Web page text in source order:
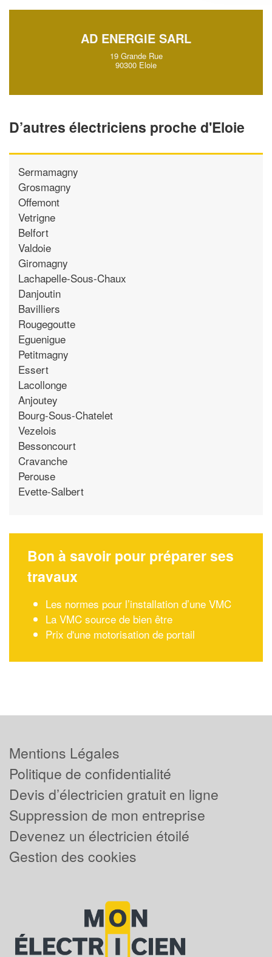
AD ENERGIE SARL
19 Grande Rue
90300 Eloie
D’autres électriciens proche d'Eloie
Sermamagny
Grosmagny
Offemont
Vetrigne
Belfort
Valdoie
Giromagny
Lachapelle-Sous-Chaux
Danjoutin
Bavilliers
Rougegoutte
Eguenigue
Petitmagny
Essert
Lacollonge
Anjoutey
Bourg-Sous-Chatelet
Vezelois
Bessoncourt
Cravanche
Perouse
Evette-Salbert
Bon à savoir pour préparer ses
travaux
Les normes pour l’installation d’une VMC
La VMC source de bien être
Prix d'une motorisation de portail
Mentions Légales
Politique de confidentialité
Devis d’électricien gratuit en ligne
Suppression de mon entreprise
Devenez un électricien étoilé
Gestion des cookies